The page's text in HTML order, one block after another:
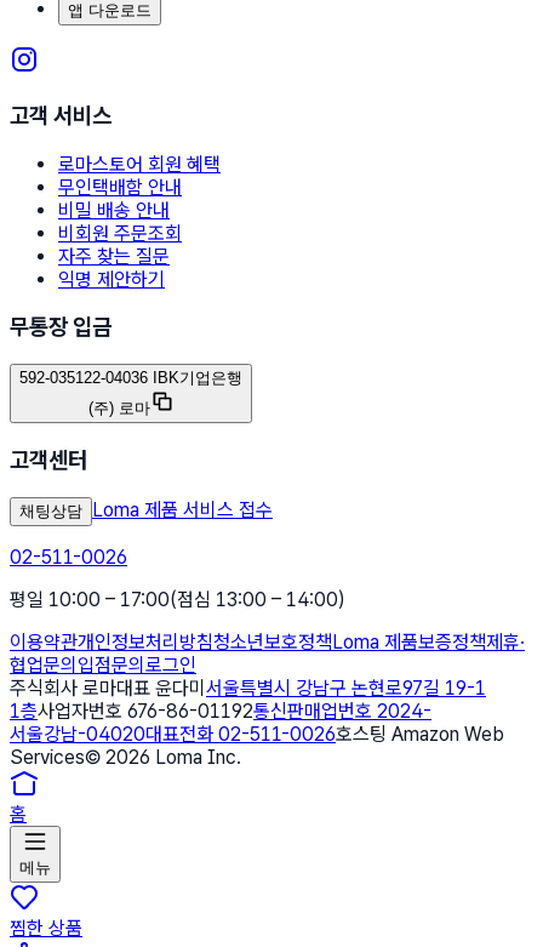
앱 다운로드
고객 서비스
로마스토어 회원 혜택
무인택배함 안내
비밀 배송 안내
비회원 주문조회
자주 찾는 질문
익명 제안하기
무통장 입금
592-035122-04036 IBK기업은행
(주) 로마
고객센터
채팅상담 Loma 제품 서비스 접수
02-511-0026
평일 10:00 – 17:00(점심 13:00 – 14:00)
이용약관개인정보처리방침청소년보호정책Loma 제품보증정책제휴·
협업문의 입점문의 로그인
주식회사 로마대표 윤다미 서울특별시 강남구 논현로97길 19-1
1층사업자번호 676-86-01192통신판매업번호 2024-
서울강남-04020대표전화 02-511-0026호스팅 Amazon Web
Services© 2026 Loma Inc.
홈
메뉴
찜한 상품